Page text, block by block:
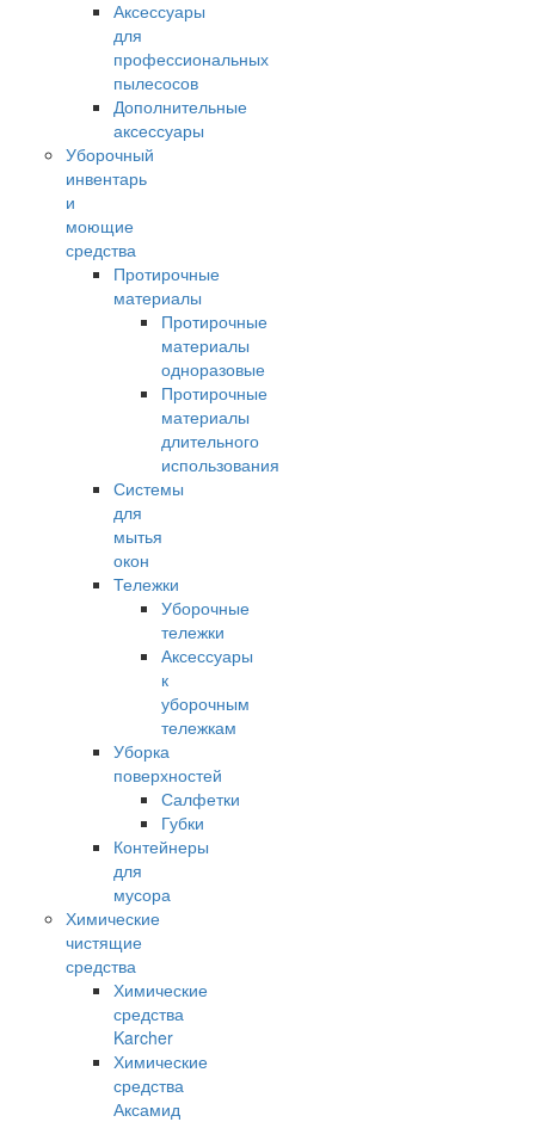
Аксессуары
для
профессиональных
пылесосов
Дополнительные
аксессуары
Уборочный
инвентарь
и
моющие
средства
Протирочные
материалы
Протирочные
материалы
одноразовые
Протирочные
материалы
длительного
использования
Системы
для
мытья
окон
Тележки
Уборочные
тележки
Аксессуары
к
уборочным
тележкам
Уборка
поверхностей
Салфетки
Губки
Контейнеры
для
мусора
Химические
чистящие
средства
Химические
средства
Karcher
Химические
средства
Аксамид